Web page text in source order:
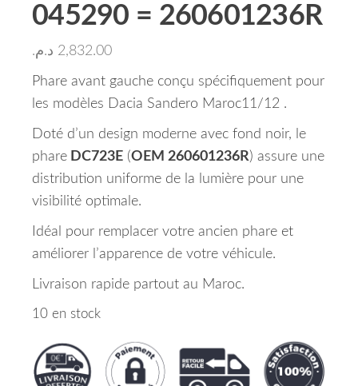
045290 = 260601236R
2,832.00 د.م.
Phare avant gauche conçu spécifiquement pour
les modèles Dacia Sandero Maroc11/12 .
Doté d’un design moderne avec fond noir, le
phare DC723E (OEM 260601236R) assure une
distribution uniforme de la lumière pour une
visibilité optimale.
Idéal pour remplacer votre ancien phare et
améliorer l’apparence de votre véhicule.
Livraison rapide partout au Maroc.
10 en stock